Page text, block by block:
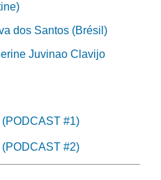
dos Santos (Brésil)
Juvinao Clavijo
#1)
#2)